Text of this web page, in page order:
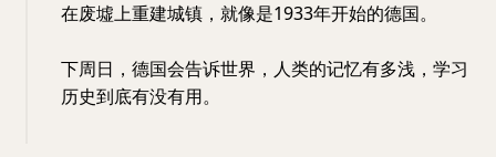
在废墟上重建城镇，就像是1933年开始的德国。
下周日，德国会告诉世界，人类的记忆有多浅，学习
历史到底有没有用。